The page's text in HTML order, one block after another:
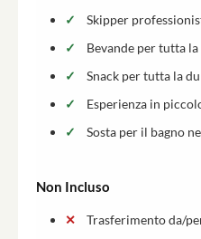
Skipper
Bevande per tutta
Snack per tutta la
Esperienza in
Sosta per il bagno
Non Incluso
Trasferimento da/